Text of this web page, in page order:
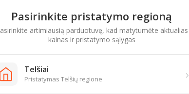
skonio
visomis
natomis.
kamštelis
pakartotinai
iš komponentų,
Pasirinkite pristatymo regioną
artimiausią parduotuvę, kad matytumėte aktualias
kainas ir pristatymo sąlygas
Telšiai
Pristatymas Telšių regione ›